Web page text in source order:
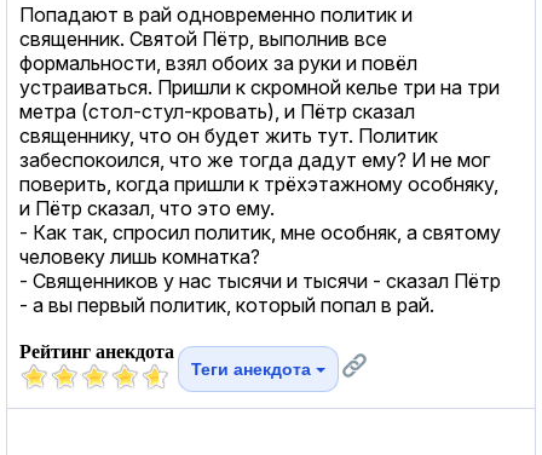
Попадают в рай одновременно политик и
священник. Святой Пётр, выполнив все
формальности, взял обоих за руки и повёл
устраиваться. Пришли к скромной келье три на три
метра (стол-стул-кровать), и Пётр сказал
священнику, что он будет жить тут. Политик
забеспокоился, что же тогда дадут ему? И не мог
поверить, когда пришли к трёхэтажному особняку,
и Пётр сказал, что это ему.
- Как так, спросил политик, мне особняк, а святому
человеку лишь комнатка?
- Священников у нас тысячи и тысячи - сказал Пётр
- а вы первый политик, который попал в рай.
Рейтинг анекдота
Теги анекдота